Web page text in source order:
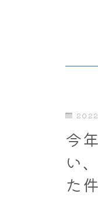
今
い
た